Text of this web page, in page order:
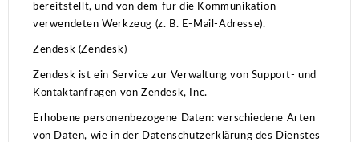
bereitstellt, und von dem für die Kommunikation
verwendeten Werkzeug (z. B. E-Mail-Adresse).
Zendesk (Zendesk)
Zendesk ist ein Service zur Verwaltung von Support- und
Kontaktanfragen von Zendesk, Inc.
Erhobene personenbezogene Daten: verschiedene Arten
von Daten, wie in der Datenschutzerklärung des Dienstes